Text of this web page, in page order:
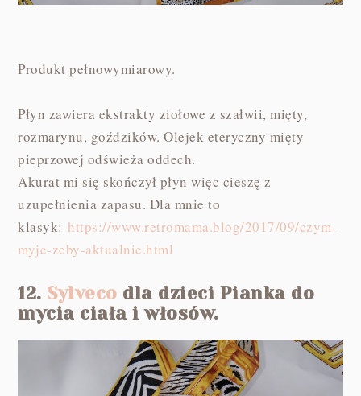
Produkt pełnowymiarowy.
Płyn zawiera ekstrakty ziołowe z szałwii, mięty,
rozmarynu, goździków. Olejek eteryczny mięty
pieprzowej odświeża oddech.
Akurat mi się skończył płyn więc cieszę z
uzupełnienia zapasu. Dla mnie to
klasyk:https://www.retromama.blog/2017/09/czym-
myje-zeby-aktualnie.html
12. Sylveco dla dzieci Pianka do
mycia ciała i włosów.